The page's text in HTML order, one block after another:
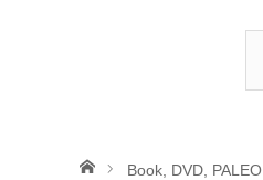
ホームBook DVD PALEO